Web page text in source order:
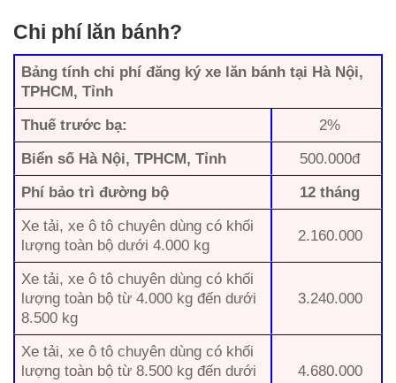
Chi phí lăn bánh?
Bảng tính chi phí đăng ký xe lăn bánh tại Hà Nội,
TPHCM, Tỉnh
Thuế trước bạ:
2%
Biển số Hà Nội, TPHCM, Tỉnh
500.000đ
Phí bảo trì đường bộ
12 tháng
Xe tải, xe ô tô chuyên dùng có khối
lượng toàn bộ dưới 4.000 kg
2.160.000
Xe tải, xe ô tô chuyên dùng có khối
lượng toàn bộ từ 4.000 kg đến dưới
8.500 kg
3.240.000
Xe tải, xe ô tô chuyên dùng có khối
lượng toàn bộ từ 8.500 kg đến dưới
4.680.000